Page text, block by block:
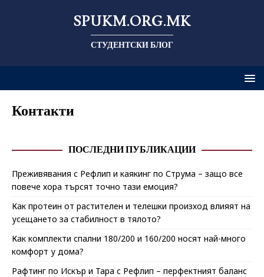
SPUKM.ORG.MK
СТУДЕНТСКИ БЛОГ
Контакти
ПОСЛЕДНИ ПУБЛИКАЦИИ
Преживявания с Рефлип и каякинг по Струма – защо все
повече хора търсят точно тази емоция?
Как протеин от растителен и телешки произход влияят на
усещането за стабилност в тялото?
Как комплекти спални 180/200 и 160/200 носят най-много
комфорт у дома?
Рафтинг по Искър и Тара с Рефлип – перфектният баланс